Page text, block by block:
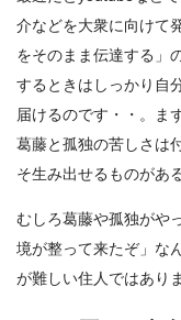
介などを大衆に向けて
をそのまま伝達する」
するときはしっかり自
届けるのです・・。ま
葛藤と孤独の苦しさは
そ生み出せるものがあ
むしろ葛藤や孤独がや
境が整って来たぞ」な
が難しい住人ではあり